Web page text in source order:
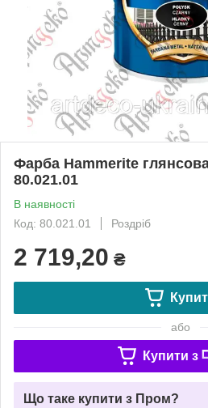
Фарба Hammerite
80.021.01
В наявності
Код: 80.021.01
Роздріб
2 719,20 ₴
або
Купити з
Що таке купити з Пром?